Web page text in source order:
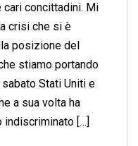
cari concittadini. Mi
crisi che si è
posizione del
stiamo portando
Stati Uniti e
a sua volta ha
indiscriminato […]